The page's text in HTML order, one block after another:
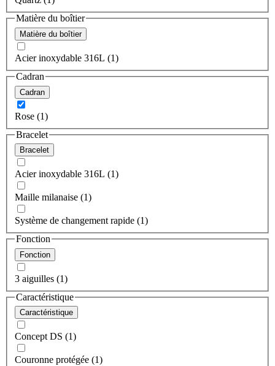
Matière du boîtier
Matière du boîtier
Acier inoxydable 316L (1)
Cadran
Cadran
Rose (1)
Bracelet
Bracelet
Acier inoxydable 316L (1)
Maille milanaise (1)
Système de changement rapide (1)
Fonction
Fonction
3 aiguilles (1)
Caractéristique
Caractéristique
Concept DS (1)
Couronne protégée (1)